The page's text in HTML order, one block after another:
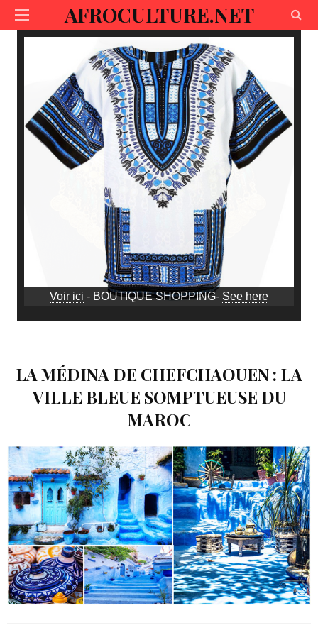
AFROCULTURE.NET
Voir ici - BOUTIQUE SHOPPING- See here
LA MÉDINA DE CHEFCHAOUEN : LA
VILLE BLEUE SOMPTUEUSE DU
MAROC